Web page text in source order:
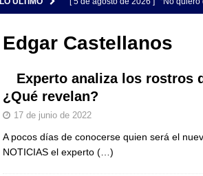
[ 5 de agosto de 2026 ] Audiencia
de su esposa y su bebé
[ 5 de agosto de 2026 ]
apartan del juicio contra Jorge
[ 5 de agosto de 2026 ] Fiscalía
Edgar Castellanos
Experto analiza los rostros
¿Qué revelan?
17 de junio de 2022
A pocos días de conocerse quien será el
NOTICIAS el experto (…)